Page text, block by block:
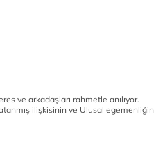
ve arkadaşları rahmetle anılıyor.
ilişkisinin ve Ulusal egemenliğin